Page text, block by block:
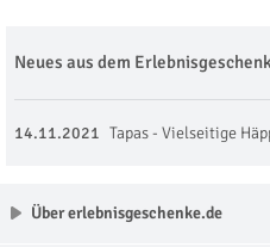
Neues aus dem
14.11.2021 Tapas - Vielseitige
Über erlebnisgeschenke.de